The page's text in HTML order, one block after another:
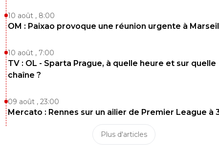
10 août , 8:00
OM : Paixao provoque une réunion urgente à
10 août , 7:00
TV : OL - Sparta Prague, à quelle heure et sur quelle
chaîne ?
09 août , 23:00
Mercato : Rennes sur un ailier de Premier League à
Plus d'articles